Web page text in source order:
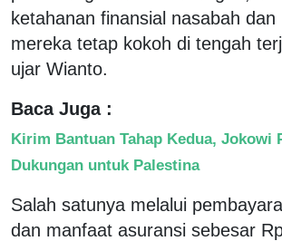
ketahanan finansial nasabah dan
mereka tetap kokoh di tengah
ujar Wianto.
Baca Juga :
Kirim Bantuan Tahap Kedua, Jokowi
Dukungan untuk Palestina
Salah satunya melalui
dan manfaat asuransi sebesar